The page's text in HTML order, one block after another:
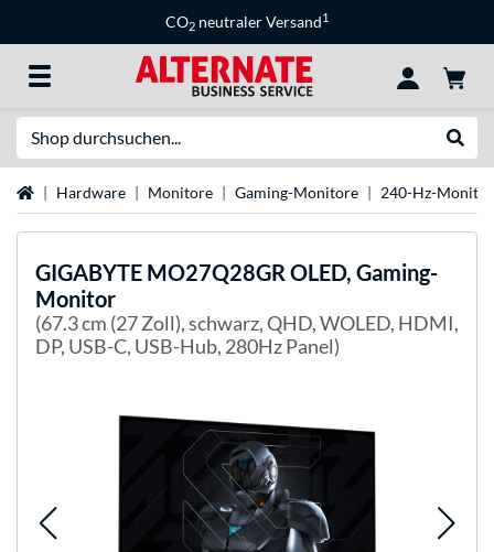
CO2 neutraler Versand1
StartseiteHardware Monitore Gaming-Monitore 240-Hz-
GIGABYTE MO27Q28GR OLED, Gaming-
Monitor
(67.3 cm (27 Zoll), schwarz, QHD, WOLED, HDMI,
DP, USB-C, USB-Hub, 280Hz Panel)